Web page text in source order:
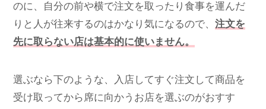
のに、自分の前や横で注文を取ったり食事を運んだ
りと人が往来するのはかなり気になるので、注文を
先に取らない店は基本的に使いません。
選ぶなら下のような、入店してすぐ注文して商品を
受け取ってから席に向かうお店を選ぶのがおすす